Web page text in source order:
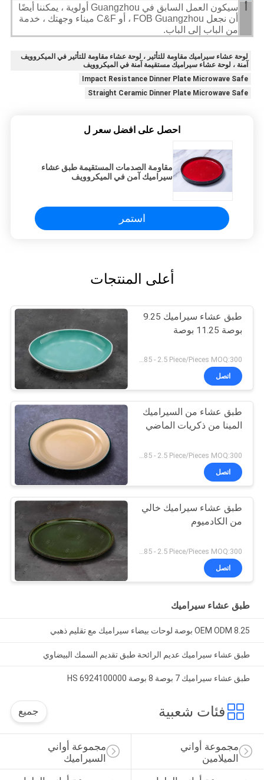
سيكون العمل السابق في Guangzhou أولوية ، يمكننا أيضًا
أن نجعل FOB Guangzhou ، أو C&F ميناء وجهتك ، خدمة
من الباب إلى الباب.
لوحة عشاء سيراميك مقاومة للتأثير ، لوحة عشاء مقاومة للتأثير في الميكروويف
آمنة ، لوحة عشاء سيراميك مستقيمة آمنة في الميكروويف
Impact Resistance Dinner Plate Microwave Safe
Straight Ceramic Dinner Plate Microwave Safe
احصل على افضل سعر ل
مقاومة الصدمات المستقيمة طبق عشاء
سيراميك آمن في الميكروويف
استمر
أعلى المنتجات
طبق عشاء سيراميك 9.25
بوصة 11.25 بوصة
USD $0.85 - 2.5 Piece/Pieces MOQ:300 قطعة / قطع
اتصل
طبق عشاء من السيراميك
المينا من ذكريات الماضي
USD $0.85 - 2.5 Piece/Pieces MOQ:300 قطعة / قطع
اتصل
طبق عشاء سيراميك خالي
من الكادميوم
اتصل
طبق عشاء سيراميك
OEM ODM 8.25 بوصة لوحات بيضاء سيراميك مع تقليم ذهبي
طبق عشاء سيراميك عديم الرائحة طبق تقديم السمك البيضاوي
طبق عشاء سيراميك 7 بوصة 8 بوصة HS 6924100000
فئات شعبية جميع
مجموعة أواني
السيراميك
مجموعة أواني
الميلامين